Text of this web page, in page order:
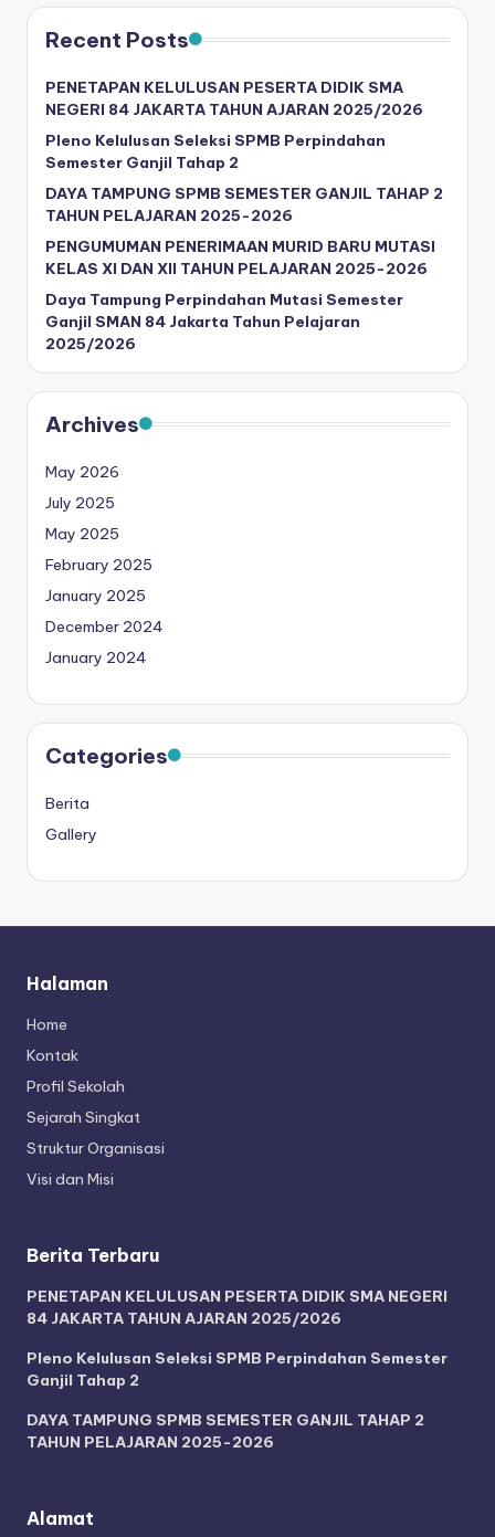
Recent Posts
PENETAPAN KELULUSAN PESERTA DIDIK SMA
NEGERI 84 JAKARTA TAHUN AJARAN 2025/2026
Pleno Kelulusan Seleksi SPMB Perpindahan
Semester Ganjil Tahap 2
DAYA TAMPUNG SPMB SEMESTER GANJIL TAHAP 2
TAHUN PELAJARAN 2025-2026
PENGUMUMAN PENERIMAAN MURID BARU MUTASI
KELAS XI DAN XII TAHUN PELAJARAN 2025-2026
Daya Tampung Perpindahan Mutasi Semester
Ganjil SMAN 84 Jakarta Tahun Pelajaran
2025/2026
Archives
May 2026
July 2025
May 2025
February 2025
January 2025
December 2024
January 2024
Categories
Berita
Gallery
Halaman
Home
Kontak
Profil Sekolah
Sejarah Singkat
Struktur Organisasi
Visi dan Misi
Berita Terbaru
PENETAPAN KELULUSAN PESERTA DIDIK SMA NEGERI
84 JAKARTA TAHUN AJARAN 2025/2026
Pleno Kelulusan Seleksi SPMB Perpindahan Semester
Ganjil Tahap 2
DAYA TAMPUNG SPMB SEMESTER GANJIL TAHAP 2
TAHUN PELAJARAN 2025-2026
Alamat